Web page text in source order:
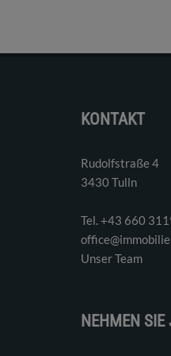
KONTAKT
Rudolfstraße 4
3430 Tulln
Tel. ‭+43 660
Unser Team
NEHMEN